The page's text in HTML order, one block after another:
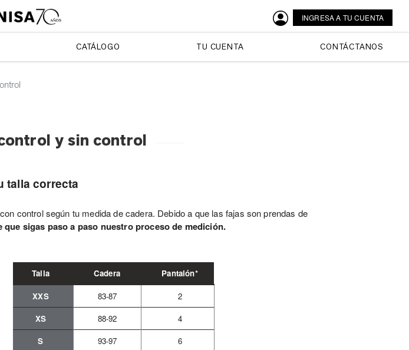
INGRESA A TU CUENTA
CATÁLOGO TU CUENTA CONTÁCTANOS
y sin control
talla correcta
control según tu medida de cadera. Debido a que las fajas son prendas de
que sigas paso a paso nuestro proceso de medición.
Talla Cadera Pantalón*
XXS 83-87
2
XS
88-92
4
S
93-97
6